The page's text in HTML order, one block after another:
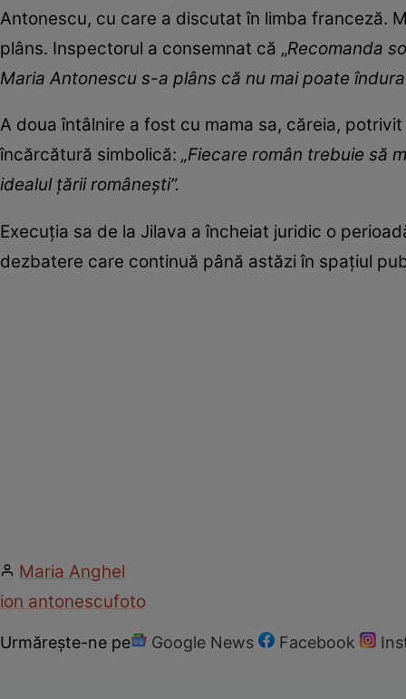
Antonescu, cu care a discutat în limba franceză.
plâns. Inspectorul a consemnat că „Recomanda
Maria Antonescu s-a plâns că nu mai poate
A doua întâlnire a fost cu mama sa, căreia,
încărcătură simbolică: „Fiecare român trebuie să
idealul ţării româneşti”.
Execuția sa de la Jilava a încheiat juridic o
dezbatere care continuă până astăzi în spațiul
Maria Anghel
ion antonescufoto
Urmărește-ne pe Google News Facebook